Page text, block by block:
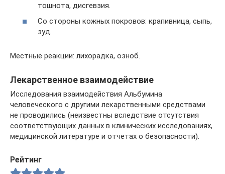
тошнота, дисгевзия.
Со стороны кожных покровов: крапивница, сыпь,
зуд.
Местные реакции: лихорадка, озноб.
Лекарственное взаимодействие
Исследования взаимодействия Альбумина
человеческого с другими лекарственными средствами
не проводились (неизвестны вследствие отсутствия
соответствующих данных в клинических исследованиях,
медицинской литературе и отчетах о безопасности).
Рейтинг